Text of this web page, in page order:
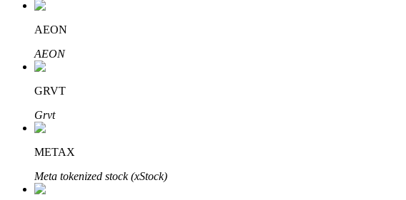
Pożyczki
Usługa pożyczek wspieranych kryptowalutami
AEON
AEON
GRVT
Grvt
METAX
Meta tokenized stock (xStock)